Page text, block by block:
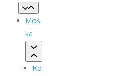
Moš
ka
Ko